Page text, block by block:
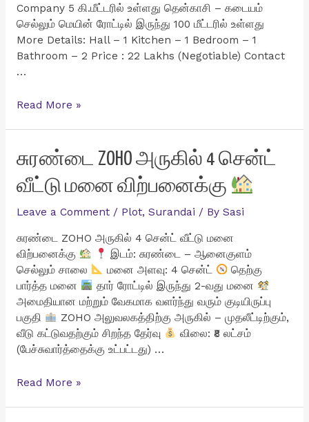
Company 5 கி.மீட்டரில் உள்ளது தென்காசி – கடையம்
செல்லும் மெயின் ரோட்டில் இருந்து 100 மீட்டரில் உள்ளது
More Details: Hall – 1 Kitchen – 1 Bedroom – 1
Bathroom – 2 Price : 22 Lakhs (Negotiable) Contact
…
தென்காசி
குறைவான
விலையில்
வீடு
விற்பனைக்கு
Read More »
சுரண்டை ZOHO அருகில் 4 சென்ட்
வீட்டு மனை விற்பனைக்கு
Leave a Comment / Plot, Surandai / By Sasi
சுரண்டை ZOHO அருகில் 4 சென்ட் வீட்டு மனை
விற்பனைக்கு
இடம்: சுரண்டை – ஆனைகுளம்
செல்லும் சாலை
மனை அளவு: 4 சென்ட்
தெற்கு
பார்த்த மனை
தார் ரோட்டில் இருந்து 2-வது மனை
அமைதியான மற்றும் வேகமாக வளர்ந்து வரும் குடியிருப்பு
பகுதி
ZOHO அலுவலகத்திற்கு அருகில் – முதலீட்டிற்கும்,
வீடு கட்டுவதற்கும் சிறந்த தேர்வு
விலை: ₹8 லட்சம்
(பேச்சுவார்த்தைக்கு உட்பட்டது) …
சுரண்டை
Read More »